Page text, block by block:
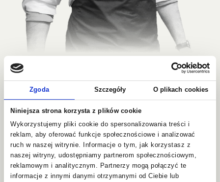
Zgoda Szczegóły O plikach cookies
Niniejsza strona korzysta z plików cookie
Wykorzystujemy pliki cookie do spersonalizowania treści i
reklam, aby oferować funkcje społecznościowe i analizować
ruch w naszej witrynie. Informacje o tym, jak korzystasz z
naszej witryny, udostępniamy partnerom społecznościowym,
reklamowym i analitycznym. Partnerzy mogą połączyć te
informacje z innymi danymi otrzymanymi od Ciebie lub
Dlaczego warto
kupować oliwę
w Centrum Oliwy?
sprzedajemy tylkoprawdziwą
stuprocentową oliwęklasy premium